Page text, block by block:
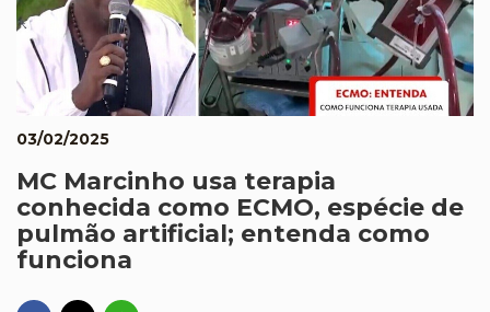
03/02/2025
MC Marcinho usa terapia
conhecida como ECMO, espécie de
pulmão artificial; entenda como
funciona